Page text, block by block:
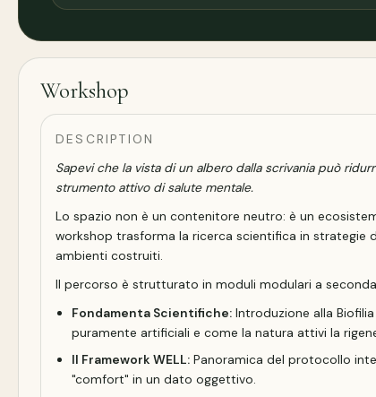
Workshop
DESCRIPTION
Sapevi che la vista di un albero dalla scrivania può
strumento attivo di salute mentale.
Lo spazio non è un contenitore neutro: è un
workshop trasforma la ricerca scientifica in strategie
ambienti costruiti.
Il percorso è strutturato in moduli modulari a
Fondamenta Scientifiche: Introduzione alla
puramente artificiali e come la natura attivi la
Il Framework WELL: Panoramica del protocollo
"comfort" in un dato oggettivo.